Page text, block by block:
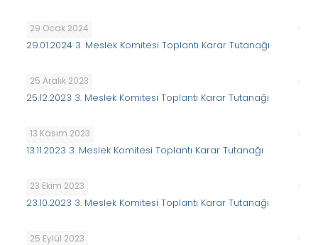
29 Ocak 2024
29.01.2024 3. Meslek Komitesi Toplantı Karar Tutanağı
25 Aralık 2023
25.12.2023 3. Meslek Komitesi Toplantı Karar Tutanağı
13 Kasım 2023
13.11.2023 3. Meslek Komitesi Toplantı Karar Tutanağı
23 Ekim 2023
23.10.2023 3. Meslek Komitesi Toplantı Karar Tutanağı
25 Eylül 2023